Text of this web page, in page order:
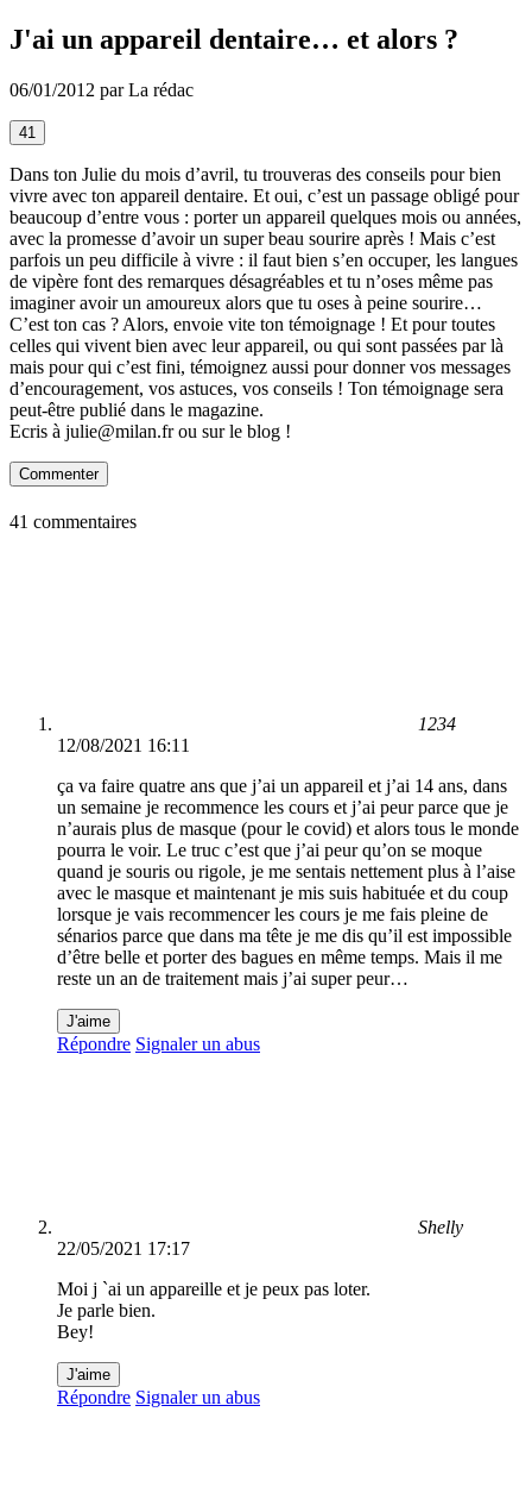
J'ai un appareil dentaire… et alors ?
06/01/2012 par La rédac
41
Dans ton Julie du mois d’avril, tu trouveras des conseils pour bien
vivre avec ton appareil dentaire. Et oui, c’est un passage obligé pour
beaucoup d’entre vous : porter un appareil quelques mois ou années,
avec la promesse d’avoir un super beau sourire après ! Mais c’est
parfois un peu difficile à vivre : il faut bien s’en occuper, les langues
de vipère font des remarques désagréables et tu n’oses même pas
imaginer avoir un amoureux alors que tu oses à peine sourire…
C’est ton cas ? Alors, envoie vite ton témoignage ! Et pour toutes
celles qui vivent bien avec leur appareil, ou qui sont passées par là
mais pour qui c’est fini, témoignez aussi pour donner vos messages
d’encouragement, vos astuces, vos conseils ! Ton témoignage sera
peut-être publié dans le magazine.
Ecris à julie@milan.fr ou sur le blog !
Commenter
41 commentaires
1234
12/08/2021 16:11
ça va faire quatre ans que j’ai un appareil et j’ai 14 ans, dans
un semaine je recommence les cours et j’ai peur parce que je
n’aurais plus de masque (pour le covid) et alors tous le monde
pourra le voir. Le truc c’est que j’ai peur qu’on se moque
quand je souris ou rigole, je me sentais nettement plus à l’aise
avec le masque et maintenant je mis suis habituée et du coup
lorsque je vais recommencer les cours je me fais pleine de
sénarios parce que dans ma tête je me dis qu’il est impossible
d’être belle et porter des bagues en même temps. Mais il me
reste un an de traitement mais j’ai super peur…
J'aime
Répondre Signaler un abus
Shelly
22/05/2021 17:17
Moi j `ai un appareille et je peux pas loter.
Je parle bien.
Bey!
J'aime
Répondre Signaler un abus